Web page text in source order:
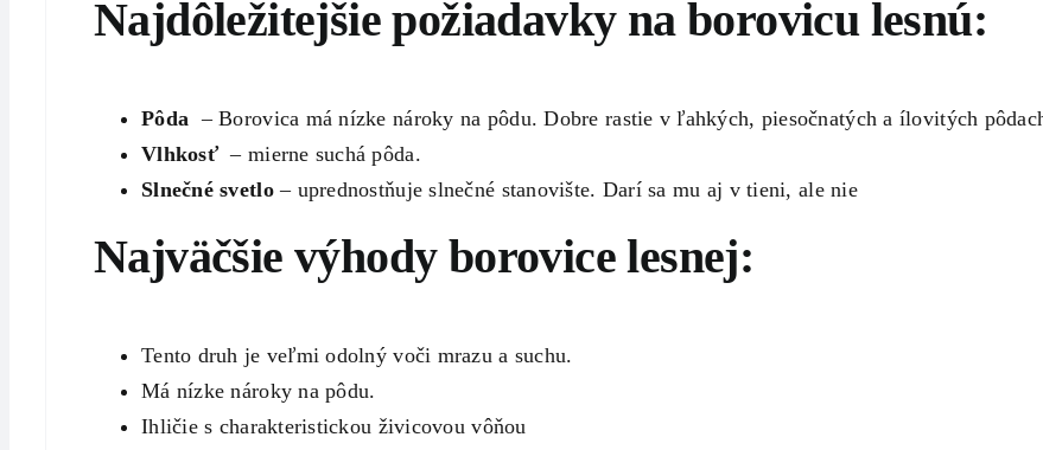
Najdôležitejšie požiadavky na borovicu lesnú:
Pôda – Borovica má nízke nároky na pôdu. Dobre rastie v ľahkých, piesočnatých a ílovitých
Vlhkosť– mierne suchá pôda.
Slnečné svetlo– uprednostňuje slnečné stanovište. Darí sa mu aj v tieni, ale nie
Najväčšie výhody borovice lesnej:
Tento druh je veľmi odolný voči mrazu a suchu.
Má nízke nároky na pôdu.
Ihličie s charakteristickou živicovou vôňou